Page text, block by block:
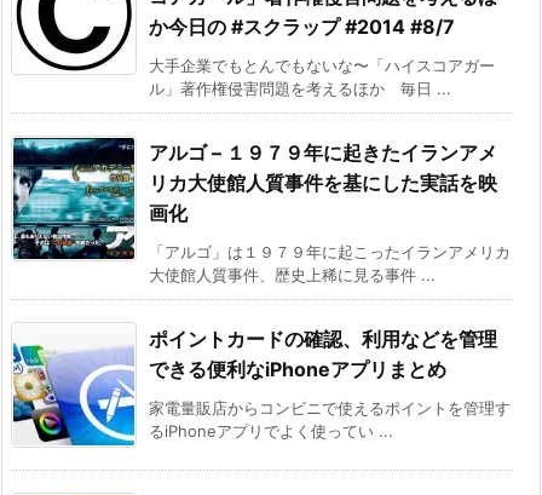
か今日の #スクラップ #2014 #8/7
大手企業でもとんでもないな〜「ハイスコアガー
ル」著作権侵害問題を考えるほか 毎日 ...
アルゴ – １９７９年に起きたイランアメ
リカ大使館人質事件を基にした実話を映
画化
「アルゴ」は１９７９年に起こったイランアメリカ
大使館人質事件、歴史上稀に見る事件 ...
ポイントカードの確認、利用などを管理
できる便利なiPhoneアプリまとめ
家電量販店からコンビニで使えるポイントを管理す
るiPhoneアプリでよく使ってい ...